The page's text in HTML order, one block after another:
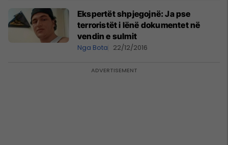
Ekspertët shpjegojnë: Ja pse
terroristët i lënë dokumentet në
vendin e sulmit
Nga Bota 22/12/2016